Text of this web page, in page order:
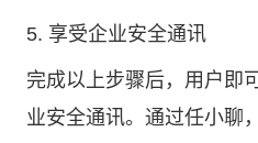
5. 享受企业安全通讯
完成以上步骤后，用户即
业安全通讯。通过任小聊